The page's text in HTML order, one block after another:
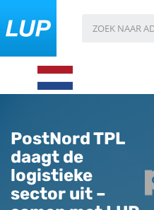
PostNord TPL
daagt de
logistieke
sector uit –